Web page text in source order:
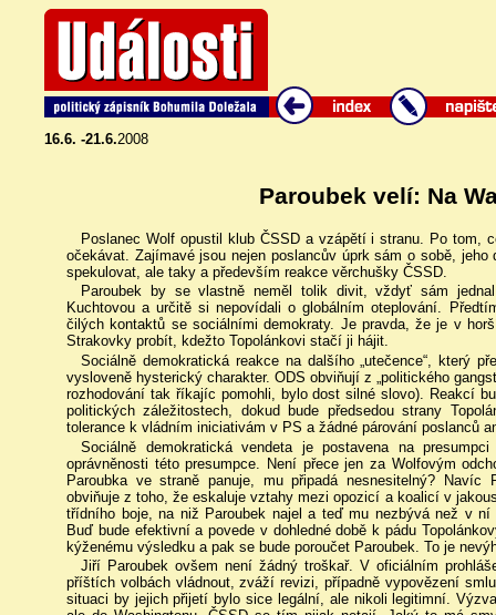
16.6. -21.6.2008
Paroubek velí: Na
Poslanec Wolf opustil klub ČSSD a vzápětí i stranu. Po tom,
očekávat. Zajímavé jsou nejen poslancův úprk sám o sobě,
spekulovat, ale taky a především reakce věrchušky ČSSD.
Paroubek by se vlastně neměl tolik divit, vždyť sám
Kuchtovou a určitě si nepovídali o globálním oteplování.
čilých kontaktů se sociálními demokraty. Je pravda, že je v
Strakovky probít, kdežto Topolánkovi stačí ji hájit.
Sociálně demokratická reakce na dalšího „utečence“, který
vysloveně hysterický charakter. ODS obviňují z „politického
rozhodování tak říkajíc pomohli, bylo dost silné slovo). Reakcí
politických záležitostech, dokud bude předsedou strany
tolerance k vládním iniciativám v PS a žádné párování poslanců
Sociálně demokratická vendeta je postavena na
oprávněnosti této presumpce. Není přece jen za Wolfovým
Paroubka ve straně panuje, mu připadá nesnesitelný? Navíc
obviňuje z toho, že eskaluje vztahy mezi opozicí a koalicí v
třídního boje, na niž Paroubek najel a teď mu nezbývá než v
Buď bude efektivní a povede v dohledné době k pádu
kýženému výsledku a pak se bude poroučet Paroubek. To je
Jiří Paroubek ovšem není žádný troškař. V oficiálním
příštích volbách vládnout, zváží revizi, případně vypovězení
situaci by jejich přijetí bylo sice legální, ale nikoli legitimní.